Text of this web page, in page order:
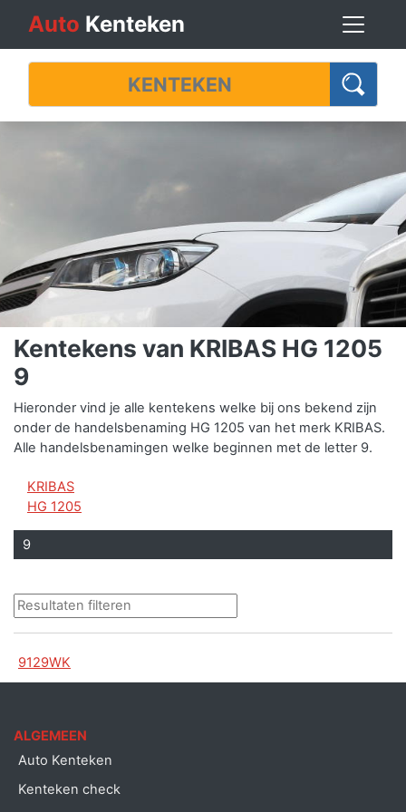
Auto Kenteken
Kentekens van KRIBAS HG 1205
9
Hieronder vind je alle kentekens welke bij ons bekend zijn
onder de handelsbenaming HG 1205 van het merk KRIBAS.
Alle handelsbenamingen welke beginnen met de letter 9.
KRIBAS
HG 1205
9
9129WK
ALGEMEEN
Auto Kenteken
Kenteken check